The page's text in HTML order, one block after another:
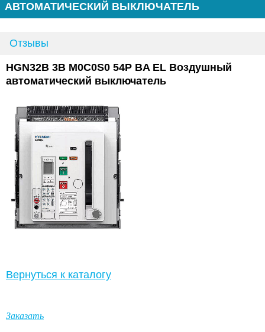
АВТОМАТИЧЕСКИЙ ВЫКЛЮЧАТЕЛЬ
Отзывы
HGN32B 3B M0C0S0 54P BA EL Воздушный
автоматический выключатель
Вернуться к каталогу
Заказать